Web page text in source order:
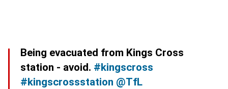
Being evacuated from Kings Cross
station - avoid. #kingscross
#kingscrossstation @TfL